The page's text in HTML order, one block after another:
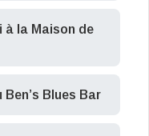
à la Maison de
Blues Bar